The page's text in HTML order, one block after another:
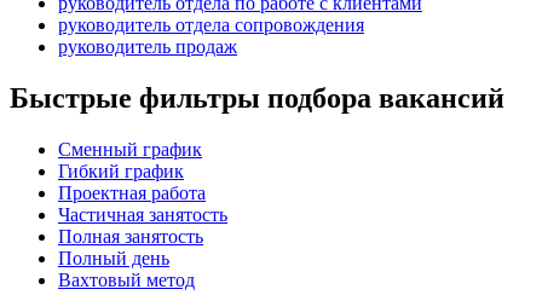
руководитель отдела сопровождения
руководитель продаж
Быстрые фильтры подбора вакансий
Сменный график
Гибкий график
Проектная работа
Частичная занятость
Полная занятость
Полный день
Вахтовый метод